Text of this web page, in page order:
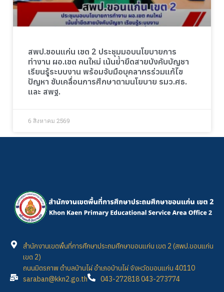
สพป.ขอนแก่น เขต 2 ประชุมมอบนโยบายการ
ทำงาน ผอ.เขต คนใหม่ เน้นย้ำยึดสายบังคับบัญชา
เรียนรู้ระบบงาน พร้อมจับมือบุคลากรร่วมแก้ไข
ปัญหา ขับเคลื่อนการศึกษาตามนโยบาย รมว.ศธ.
และ สพฐ.
6 สิงหาคม 2569
สำนักงานเขตพื้นที่การศึกษาประถมศึกษาขอนแก่น เขต 2 (สพป.ขอนแก่น
เขต 2)
ถนนมิตรภาพ ตำบลบ้านไผ่ อำเภอบ้านไผ่ จังหวัดขอนแก่น 40110
saraban@kkn2.go.th
043-272818 043-273774